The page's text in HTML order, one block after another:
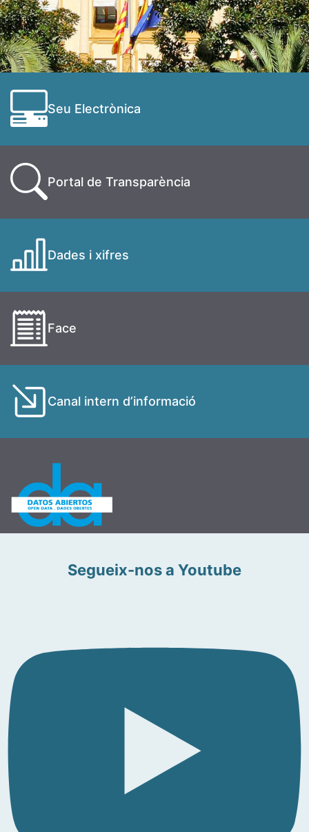
Seu Electrònica
Portal de Transparència
Dades i xifres
Face
Canal intern d’informació
Segueix-nos a Youtube